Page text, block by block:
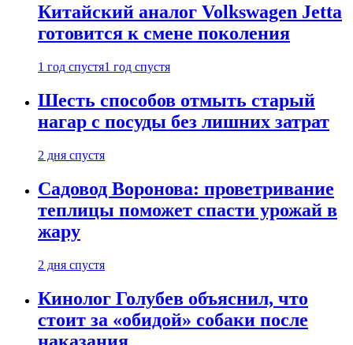
Китайский аналог Volkswagen Jetta
готовится к смене поколения
1 год спустя1 год спустя
Шесть способов отмыть старый
нагар с посуды без лишних затрат
2 дня спустя
Садовод Воронова: проветривание
теплицы поможет спасти урожай в
жару
2 дня спустя
Кинолог Голубев объяснил, что
стоит за «обидой» собаки после
наказания